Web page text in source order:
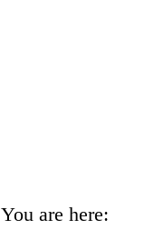
You are here: